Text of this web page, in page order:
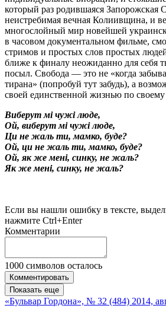
который раз родившаяся Запорожская
неистребимая вечная Колиивщина, и
многослойный мир новейшей
в часовом документальном фильме,
стримов и простых слов простых
ближе к финалу неожиданно для себя
посыл. Свобода — это не «когда
тирана» (попробуй тут забудь), а
своей единственной жизнью по
Виберут мі чужі люде,
Ой, виберут мі чужі люде,
Ци не жаль ти, мамко, буде?
Ой, ци не жаль ти, мамко, буде?
Ой, як же мені, синку, не жаль?
Як же мені, синку, не жаль?
Если вы нашли ошибку в тексте,
нажмите Ctrl+Enter
Комментарии
1000 символов осталось
Комментировать
Показать еще
«Бульвар Гордона», № 32 (484) 2014,